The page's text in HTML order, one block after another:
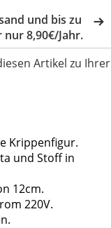
und bis zu
nur 8,90€/Jahr.
Artikel zu Ihrer
Krippenfigur.
und Stoff in
12cm.
220V.